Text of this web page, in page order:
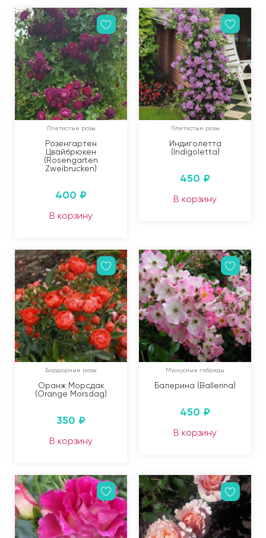
Плетистые розы
Розенгартен
Цвайбрюкен
(Rosengarten
Zweibrucken)
400 ₽
В корзину
Плетистые розы
Индиголетта
(Indigoletta)
450 ₽
В корзину
Бордюрные розы
Оранж Морсдак
(Orange Morsdag)
350 ₽
В корзину
Мускусные гибриды
Балерина (Ballerina)
450 ₽
В корзину